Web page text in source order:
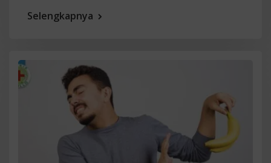
Selengkapnya